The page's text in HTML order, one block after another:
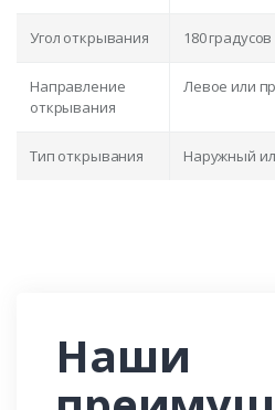
Угол открывания 180 градусов
Направление
открывания
Левое или
Тип открывания Наружный
Наши